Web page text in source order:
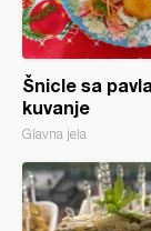
Šnicle sa
kuvanje
Glavna jela